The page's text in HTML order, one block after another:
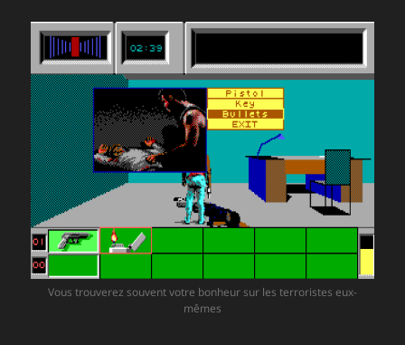
Vous trouverez souvent votre bonheur sur les terroristes eux-
mêmes